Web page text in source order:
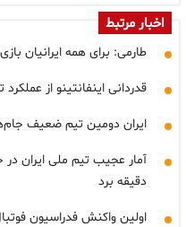
اخبار مرتبط
طارمی: برای همه ایرانیان
قدردانی اینفانتینو از عملکرد
ایران دومین تیم ضعیف
دقیقه برد
اولین واکنش فدراسیون